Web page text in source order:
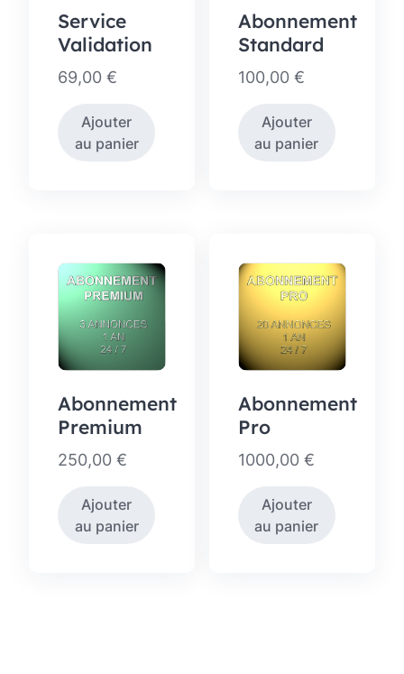
Service
Validation
69,00 €
Ajouter
au panier
Abonnement
Standard
100,00 €
Ajouter
au panier
Abonnement
Premium
250,00 €
Ajouter
au panier
Abonnement
Pro
1000,00 €
Ajouter
au panier